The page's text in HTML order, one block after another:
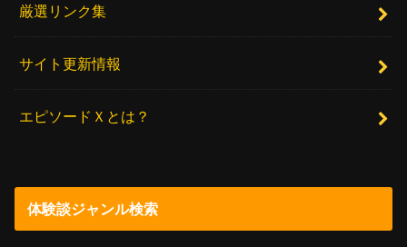
厳選リンク集
サイト更新情報
エピソードＸとは？
体験談ジャンル検索